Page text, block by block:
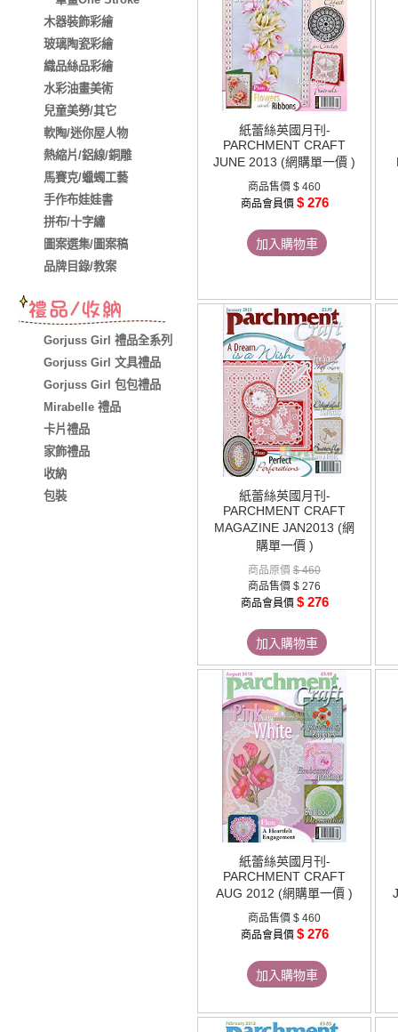
木器裝飾彩繪
玻璃陶瓷彩繪
織品絲品彩繪
水彩油畫美術
兒童美勞/其它
軟陶/迷你屋人物
熱縮片/鋁線/銅雕
馬賽克/蠟蠋工藝
手作布娃娃書
拼布/十字繡
圖案選集/圖案稿
品牌目錄/教案
Gorjuss Girl 禮品全系列
Gorjuss Girl 文具禮品
Gorjuss Girl 包包禮品
Mirabelle 禮品
卡片禮品
家飾禮品
收納
包裝
紙蕾絲英國月刊-
PARCHMENT CRAFT
JUNE 2013 (網購單一價 )
商品售價 $ 460
商品會員價 $ 276
加入購物車
紙蕾絲英國月刊-
PARCHMENT CRAFT
MAGAZINE JAN2013 (網
購單一價 )
商品原價 $ 460
商品售價 $ 276
商品會員價 $ 276
加入購物車
紙蕾絲英國月刊-
PARCHMENT CRAFT
AUG 2012 (網購單一價 )
商品售價 $ 460
商品會員價 $ 276
加入購物車